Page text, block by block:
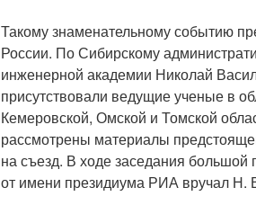
Такому знаменательному событию
России. По Сибирскому
инженерной академии Николай
присутствовали ведущие ученые в
Кемеровской, Омской и Томской
рассмотрены материалы
на съезд. В ходе заседания
от имени президиума РИА вручал Н.